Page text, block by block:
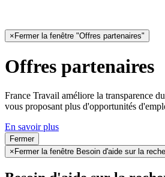
× Fermer la fenêtre "Offres partenaires"
Offres partenaires
France Travail améliore la transparence
vous proposant plus d'opportunités
En savoir plus
Fermer
× Fermer la fenêtre Besoin d'aide sur la